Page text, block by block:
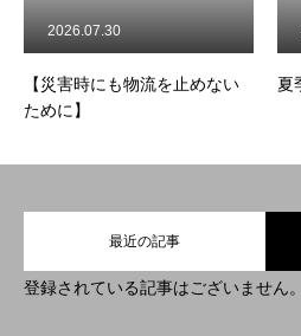
【災害時にも物流を止めない
ために】
2026.07.30
夏
最近の記事
登録されている記事はございません。